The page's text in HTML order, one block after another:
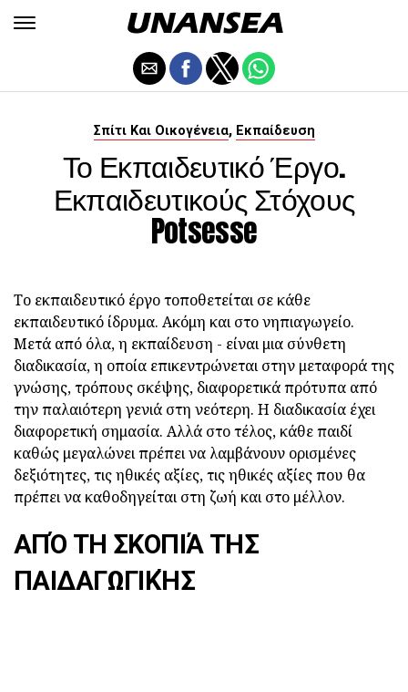
Σπίτι Και Οικογένεια, Εκπαίδευση
Το Εκπαιδευτικό Έργο.
Εκπαιδευτικούς Στόχους
Potsesse
Το εκπαιδευτικό έργο τοποθετείται σε κάθε
εκπαιδευτικό ίδρυμα. Ακόμη και στο νηπιαγωγείο.
Μετά από όλα, η εκπαίδευση - είναι μια σύνθετη
διαδικασία, η οποία επικεντρώνεται στην μεταφορά της
γνώσης, τρόπους σκέψης, διαφορετικά πρότυπα από
την παλαιότερη γενιά στη νεότερη. Η διαδικασία έχει
διαφορετική σημασία. Αλλά στο τέλος, κάθε παιδί
καθώς μεγαλώνει πρέπει να λαμβάνουν ορισμένες
δεξιότητες, τις ηθικές αξίες, τις ηθικές αξίες που θα
πρέπει να καθοδηγείται στη ζωή και στο μέλλον.
ΑΠΌ ΤΗ ΣΚΟΠΙΆ ΤΗΣ
ΠΑΙΔΑΓΩΓΙΚΉΣ